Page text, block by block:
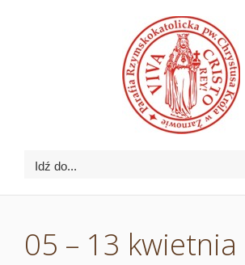
Idź do...
05 – 13